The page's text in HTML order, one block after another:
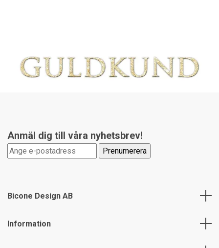
Anmäl dig till våra nyhetsbrev!
Bicone Design AB
Information